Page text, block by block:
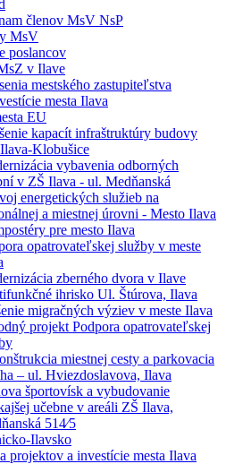
členov MsV NsP
MsV
poslancov
v Ilave
mestského zastupiteľstva
mesta Ilava
EU
kapacít infraštruktúry budovy
Klobušice
vybavenia odborných
v ZŠ Ilava - ul. Medňanská
energetických služieb na
a miestnej úrovni - Mesto Ilava
pre mesto Ilava
opatrovateľskej služby v meste
zberného dvora v Ilave
ihrisko Ul. Štúrova, Ilava
migračných výziev v meste Ilava
projekt Podpora opatrovateľskej
miestnej cesty a parkovacia
– ul. Hviezdoslavova, Ilava
športovísk a vybudovanie
učebne v areáli ZŠ Ilava,
514⁄5
Ilavsko
projektov a investície mesta Ilava